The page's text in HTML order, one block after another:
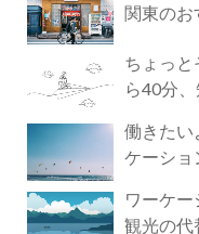
関東のお
ちょっと
ら40分
働きたい
ケーショ
ワーケー
観光の代